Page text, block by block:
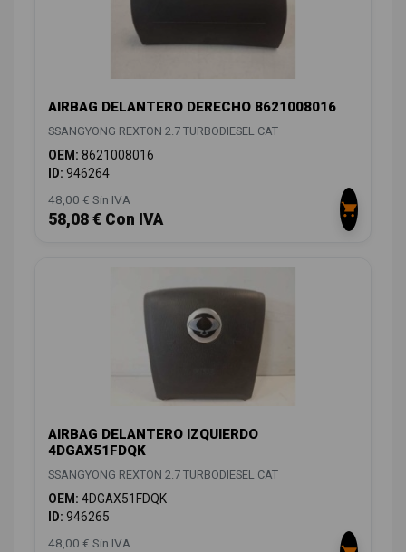
AIRBAG DELANTERO DERECHO 8621008016
SSANGYONG REXTON 2.7 TURBODIESEL CAT
OEM: 8621008016
ID: 946264
48,00 € Sin IVA
58,08 € Con IVA
AIRBAG DELANTERO IZQUIERDO
4DGAX51FDQK
SSANGYONG REXTON 2.7 TURBODIESEL CAT
OEM: 4DGAX51FDQK
ID: 946265
48,00 € Sin IVA